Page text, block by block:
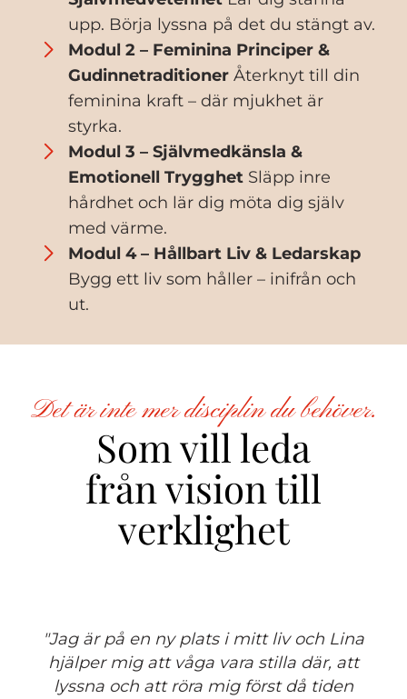
upp. Börja lyssna på det du stängt av.
Modul 2 – Feminina Principer &
Gudinnetraditioner Återknyt till din
feminina kraft – där mjukhet är
styrka.
Modul 3 – Självmedkänsla &
Emotionell Trygghet Släpp inre
hårdhet och lär dig möta dig själv
med värme.
Modul 4 – Hållbart Liv & Ledarskap
Bygg ett liv som håller – inifrån och
ut.
Det är inte mer disciplin du behöver.
Som vill leda
från vision till
verklighet
"Jag är på en ny plats i mitt liv och Lina
hjälper mig att våga vara stilla där, att
lyssna och att röra mig först då tiden